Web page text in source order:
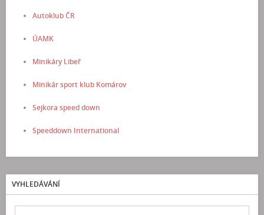
Autoklub ČR
ÚAMK
Minikáry Libeř
Minikár sport klub Komárov
Sejkora speed down
Speeddown International
VYHLEDÁVÁNÍ